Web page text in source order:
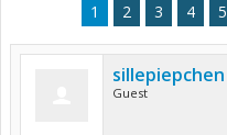
1 2 3 4 5
sillepiepchen
Guest